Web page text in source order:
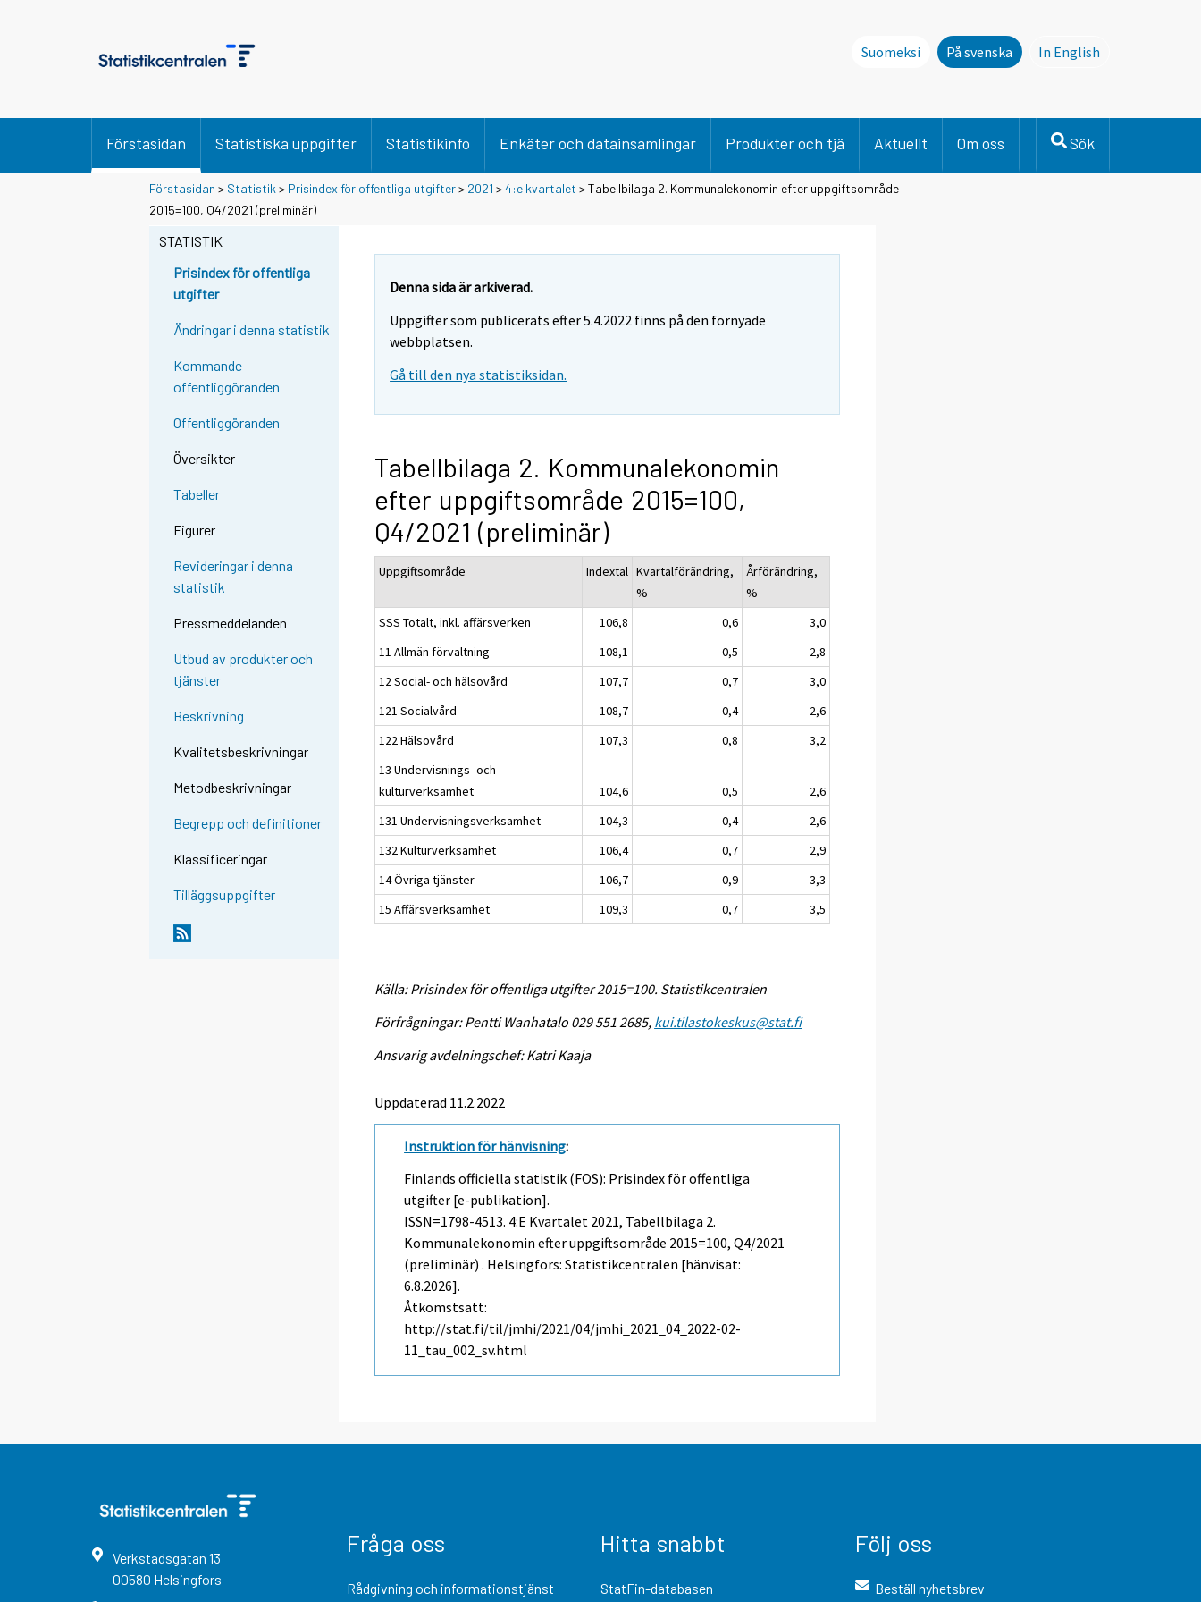
Suomeksi På svenska
In English
Förstasidan Statistiska uppgifter Statistikinfo Enkäter och datainsamlingar Produkter och tjä Aktuellt Om oss Sök
Förstasidan > Statistik > Prisindex för offentliga utgifter> 2021 >4:e kvartalet > Tabellbilaga 2. Kommunalekonomin efter uppgiftsområde
2015=100, Q4/2021 (preliminär)
STATISTIK
Prisindex för offentliga
utgifter
Ändringar i denna statistik
Kommande
offentliggöranden
Offentliggöranden
Översikter
Tabeller
Figurer
Revideringar i denna
statistik
Pressmeddelanden
Utbud av produkter och
tjänster
Beskrivning
Kvalitetsbeskrivningar
Metodbeskrivningar
Begrepp och definitioner
Klassificeringar
Tilläggsuppgifter
Denna sida är arkiverad.
Uppgifter som publicerats efter 5.4.2022 finns på den förnyade
webbplatsen.
Gå till den nya statistiksidan.
Tabellbilaga 2. Kommunalekonomin
efter uppgiftsområde 2015=100,
Q4/2021 (preliminär)
Uppgiftsområde Indextal Kvartalförändring,
%
Årförändring,
%
SSS Totalt, inkl. affärsverken
106,8 0,6
3,0
11 Allmän förvaltning
108,1 0,5
2,8
12 Social- och hälsovård
107,7 0,7
3,0
121 Socialvård
108,7 0,4
2,6
122 Hälsovård
107,3 0,8
3,2
13 Undervisnings- och
kulturverksamhet
104,6 0,5
2,6
131 Undervisningsverksamhet
104,3 0,4
2,6
132 Kulturverksamhet
106,4 0,7
2,9
14 Övriga tjänster
106,7 0,9
3,3
15 Affärsverksamhet
109,3 0,7 3,5
Källa: Prisindex för offentliga utgifter 2015=100. Statistikcentralen
Förfrågningar: Pentti Wanhatalo 029 551 2685, kui.tilastokeskus@stat.fi
Ansvarig avdelningschef: Katri Kaaja
Uppdaterad 11.2.2022
Instruktion för hänvisning:
Finlands officiella statistik (FOS): Prisindex för offentliga
utgifter [e-publikation].
ISSN=1798-4513. 4:e Kvartalet 2021, Tabellbilaga 2.
Kommunalekonomin efter uppgiftsområde 2015=100, Q4/2021
(preliminär) . Helsingfors: Statistikcentralen [hänvisat:
6.8.2026].
Åtkomstsätt:
http://stat.fi/til/jmhi/2021/04/jmhi_2021_04_2022-02-
11_tau_002_sv.html
Verkstadsgatan 13
00580 Helsingfors
Fråga oss
Rådgivning och informationstjänst
Hitta snabbt
StatFin-databasen
Följ oss
Beställ nyhetsbrev